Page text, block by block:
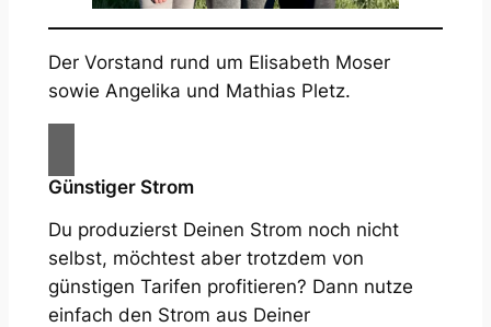
Der Vorstand rund um Elisabeth Moser
sowie Angelika und Mathias Pletz.
Günstiger Strom
Du produzierst Deinen Strom noch nicht
selbst, möchtest aber trotzdem von
günstigen Tarifen profitieren? Dann nutze
einfach den Strom aus Deiner